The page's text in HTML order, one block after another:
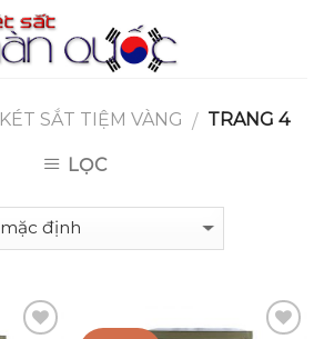
KÉT SẮT TIỆM VÀNG / TRANG 4
LỌC